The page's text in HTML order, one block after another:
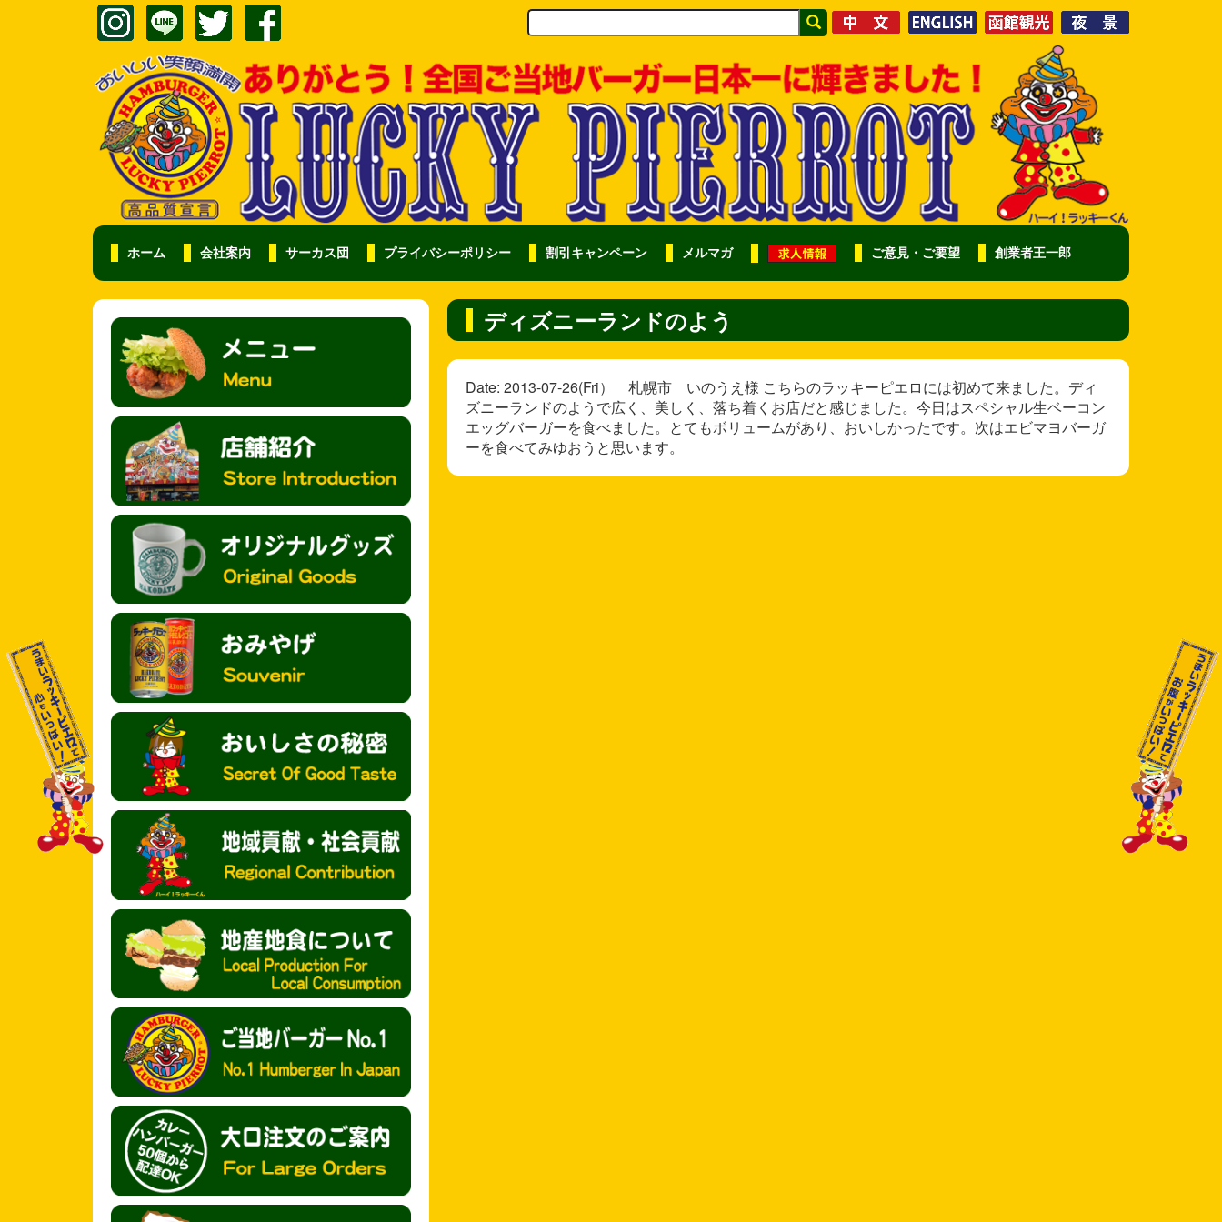
ホーム 会社案内 サーカス団 プライバシーポリシー 割引キャンペーン メルマガ ご意見・ご要望 創業者王一郎
ディズニーランドのよう
Date: 2013-07-26(Fri） 札幌市 いのうえ様 こちらのラッキーピエロには初めて来ました。ディ
ズニーランドのようで広く、美しく、落ち着くお店だと感じました。今日はスペシャル生ベーコン
エッグバーガーを食べました。とてもボリュームがあり、おいしかったです。次はエビマヨバーガ
ーを食べてみゆおうと思います。